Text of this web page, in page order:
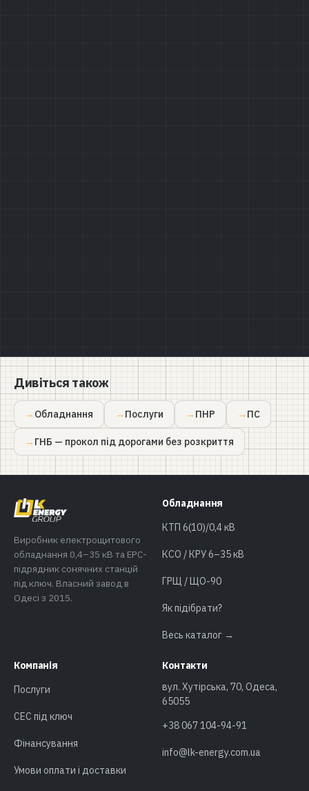
Дивіться також
Обладнання Послуги ПНР ПС
ГНБ — прокол під дорогами без розкриття
Виробник електрощитового
обладнання 0,4–35 кВ та EPC-
підрядник сонячних станцій
під ключ. Власний завод в
Одесі з 2015.
Обладнання
КТП 6(10)/0,4 кВ
КСО / КРУ 6–35 кВ
ГРЩ / ЩО-90
Як підібрати?
Весь каталог →
Компанія
Послуги
СЕС під ключ
Фінансування
Умови оплати і доставки
Контакти
вул. Хутірська, 70, Одеса,
65055
+38 067 104-94-91
info@lk-energy.com.ua